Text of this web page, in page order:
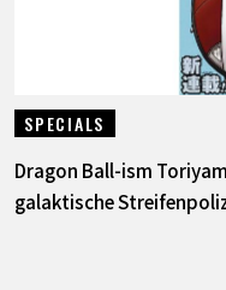
SPECIALS
Dragon Ball-ism
galaktische